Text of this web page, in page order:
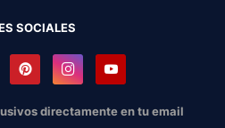
SOCIALES
directamente en tu email